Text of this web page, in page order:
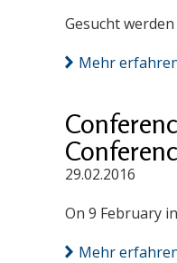
Gesucht
Mehr
29.02.2016
On 9 February
Mehr